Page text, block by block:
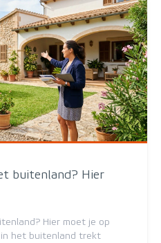
buitenland? Hier
Hier moet je op
het buitenland trekt